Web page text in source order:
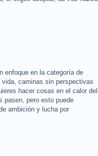
enfoque en la categoría de
caminas sin perspectivas
hacer cosas en el calor del
pasen, pero esto puede
ambición y lucha por